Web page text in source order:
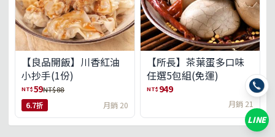
【良品開飯】川香紅油
小抄手(1份)
NT$59NT$ 88
6.7折 月銷 20
【所長】茶葉蛋多口味
任選5包組(免運)
NT$ 949
月銷 21
LINE